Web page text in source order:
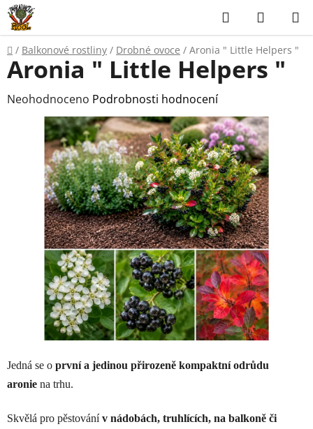
Přejít
na
obsah
Hledat
KOŠÍK
Domů
/ Balkonové rostliny / Drobné ovoce / Aronia " Little Helpers "
Jedná se o první a jedinou přirozeně kompaktní odrůdu
aronie na trhu.
Skvělá pro pěstovánív nádobách, truhlících, na balkoně či
Aronia " Little Helpers "
Průměrné
hodnocení
produktu
hvězdiček.
Neohodnoceno Podrobnosti hodnocení